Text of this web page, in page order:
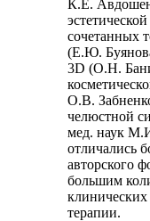
К.Е.
сочетанных
(Е.Ю.
3D (О.Н.
О.В.
челюстной
мед. наук
отличались
авторского
большим
клинических
терапии.